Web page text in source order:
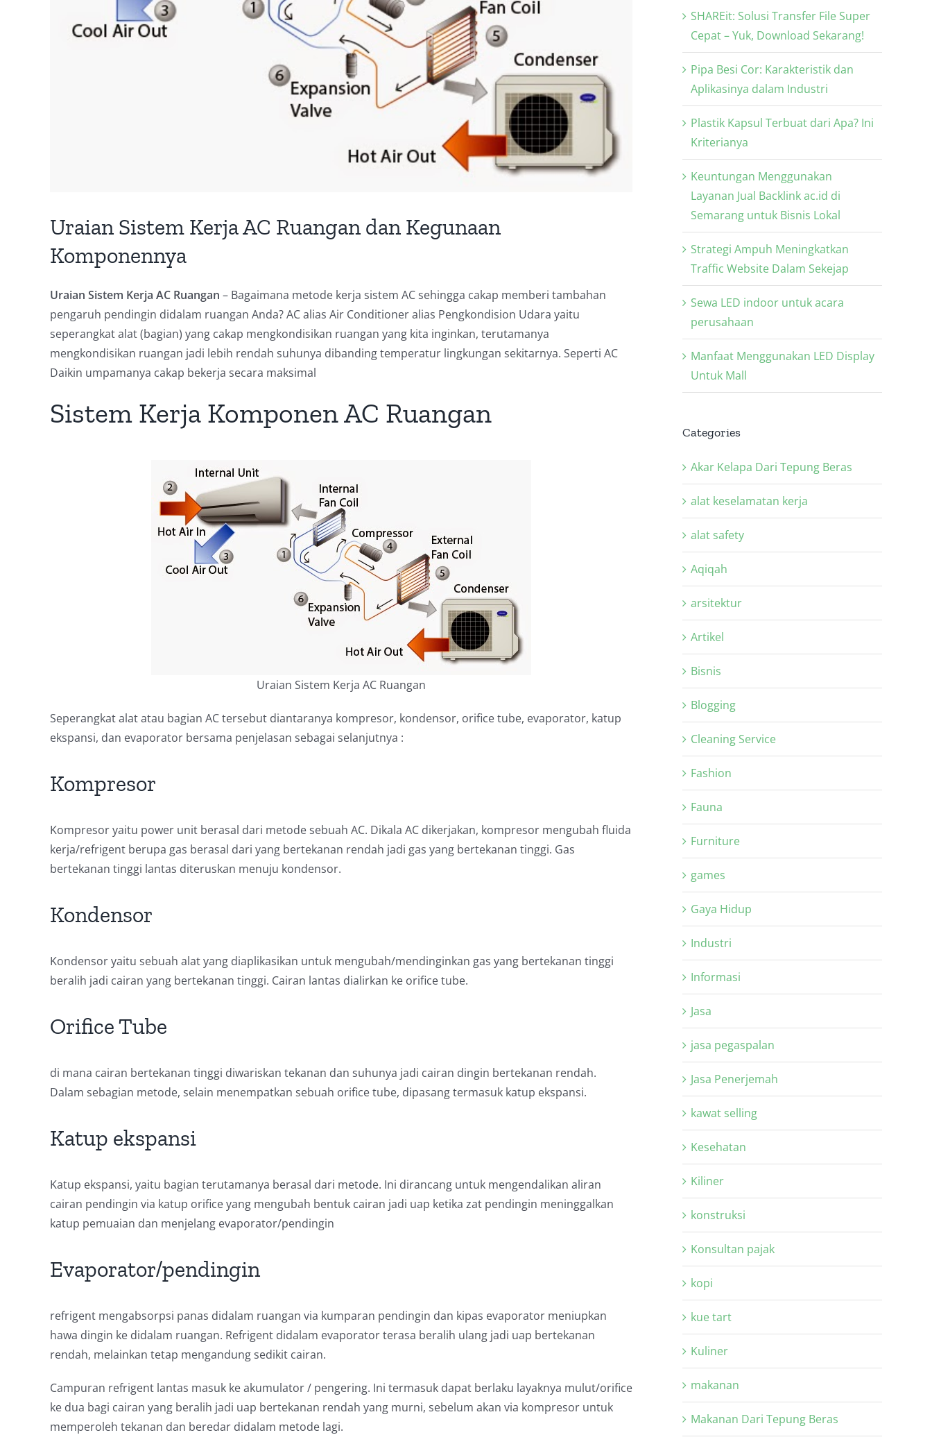
Uraian Sistem Kerja AC Ruangan dan Kegunaan
Komponennya
Uraian Sistem Kerja AC Ruangan – Bagaimana metode kerja sistem AC sehingga cakap memberi tambahan
pengaruh pendingin didalam ruangan Anda? AC alias Air Conditioner alias Pengkondision Udara yaitu
seperangkat alat (bagian) yang cakap mengkondisikan ruangan yang kita inginkan, terutamanya
mengkondisikan ruangan jadi lebih rendah suhunya dibanding temperatur lingkungan sekitarnya. Seperti AC
Daikin umpamanya cakap bekerja secara maksimal
Sistem Kerja Komponen AC Ruangan
Uraian Sistem Kerja AC Ruangan
Seperangkat alat atau bagian AC tersebut diantaranya kompresor, kondensor, orifice tube, evaporator, katup
ekspansi, dan evaporator bersama penjelasan sebagai selanjutnya :
Kompresor
Kompresor yaitu power unit berasal dari metode sebuah AC. Dikala AC dikerjakan, kompresor mengubah fluida
kerja/refrigent berupa gas berasal dari yang bertekanan rendah jadi gas yang bertekanan tinggi. Gas
bertekanan tinggi lantas diteruskan menuju kondensor.
Kondensor
Kondensor yaitu sebuah alat yang diaplikasikan untuk mengubah/mendinginkan gas yang bertekanan tinggi
beralih jadi cairan yang bertekanan tinggi. Cairan lantas dialirkan ke orifice tube.
Orifice Tube
di mana cairan bertekanan tinggi diwariskan tekanan dan suhunya jadi cairan dingin bertekanan rendah.
Dalam sebagian metode, selain menempatkan sebuah orifice tube, dipasang termasuk katup ekspansi.
Katup ekspansi
Katup ekspansi, yaitu bagian terutamanya berasal dari metode. Ini dirancang untuk mengendalikan aliran
cairan pendingin via katup orifice yang mengubah bentuk cairan jadi uap ketika zat pendingin meninggalkan
katup pemuaian dan menjelang evaporator/pendingin
Evaporator/pendingin
refrigent mengabsorpsi panas didalam ruangan via kumparan pendingin dan kipas evaporator meniupkan
hawa dingin ke didalam ruangan. Refrigent didalam evaporator terasa beralih ulang jadi uap bertekanan
rendah, melainkan tetap mengandung sedikit cairan.
Campuran refrigent lantas masuk ke akumulator / pengering. Ini termasuk dapat berlaku layaknya mulut/orifice
ke dua bagi cairan yang beralih jadi uap bertekanan rendah yang murni, sebelum akan via kompresor untuk
memperoleh tekanan dan beredar didalam metode lagi.
SHAREit: Solusi Transfer File Super
Cepat – Yuk, Download Sekarang!
Pipa Besi Cor: Karakteristik dan
Aplikasinya dalam Industri
Plastik Kapsul Terbuat dari Apa? Ini
Kriterianya
Keuntungan Menggunakan
Layanan Jual Backlink ac.id di
Semarang untuk Bisnis Lokal
Strategi Ampuh Meningkatkan
Traffic Website Dalam Sekejap
Sewa LED indoor untuk acara
perusahaan
Manfaat Menggunakan LED Display
Untuk Mall
Categories
Akar Kelapa Dari Tepung Beras
alat keselamatan kerja
alat safety
Aqiqah
arsitektur
Artikel
Bisnis
Blogging
Cleaning Service
Fashion
Fauna
Furniture
games
Gaya Hidup
Industri
Informasi
Jasa
jasa pegaspalan
Jasa Penerjemah
kawat selling
Kesehatan
Kiliner
konstruksi
Konsultan pajak
kopi
kue tart
Kuliner
makanan
Makanan Dari Tepung Beras